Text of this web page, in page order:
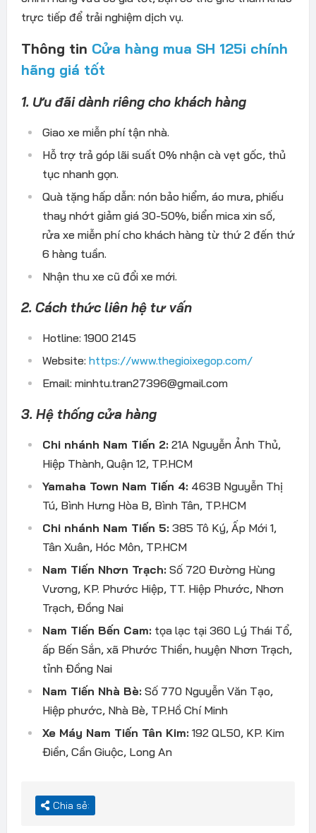
trực tiếp để trải nghiệm dịch vụ.
Thông tin Cửa hàng mua SH 125i chính
hãng giá tốt
1. Ưu đãi dành riêng cho khách hàng
Giao xe miễn phí tận nhà.
Hỗ trợ trả góp lãi suất 0% nhận cà vẹt gốc, thủ
tục nhanh gọn.
Quà tặng hấp dẫn: nón bảo hiểm, áo mưa, phiếu
thay nhớt giảm giá 30-50%, biển mica xin số,
rửa xe miễn phí cho khách hàng từ thứ 2 đến thứ
6 hàng tuần.
Nhận thu xe cũ đổi xe mới.
2. Cách thức liên hệ tư vấn
Hotline: 1900 2145
Website: https://www.thegioixegop.com/
Email: minhtu.tran27396@gmail.com
3. Hệ thống cửa hàng
Chi nhánh Nam Tiến 2:21A Nguyễn Ảnh Thủ,
Hiệp Thành, Quận 12, TP.HCM
Yamaha Town Nam Tiến 4:463B Nguyễn Thị
Tú, Bình Hưng Hòa B, Bình Tân, TP.HCM
Chi nhánh Nam Tiến 5:385 Tô Ký, Ấp Mới 1,
Tân Xuân, Hóc Môn, TP.HCM
Nam Tiến Nhơn Trạch:Số 720 Đường Hùng
Vương, KP. Phước Hiệp, TT. Hiệp Phước, Nhơn
Trạch, Đồng Nai
Nam Tiến Bến Cam:tọa lạc tại 360 Lý Thái Tổ,
ấp Bến Sắn, xã Phước Thiền, huyện Nhơn Trạch,
tỉnh Đồng Nai
Nam Tiến Nhà Bè:Số 770 Nguyễn Văn Tạo,
Hiệp phước, Nhà Bè, TP.Hồ Chí Minh
Xe Máy Nam Tiến Tân Kim:192 QL50, KP. Kim
Điền, Cần Giuộc, Long An
Chia sẻ: